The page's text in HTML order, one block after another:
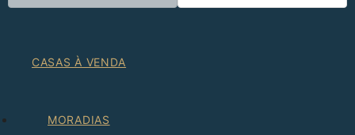
CASAS À VENDA
MORADIAS